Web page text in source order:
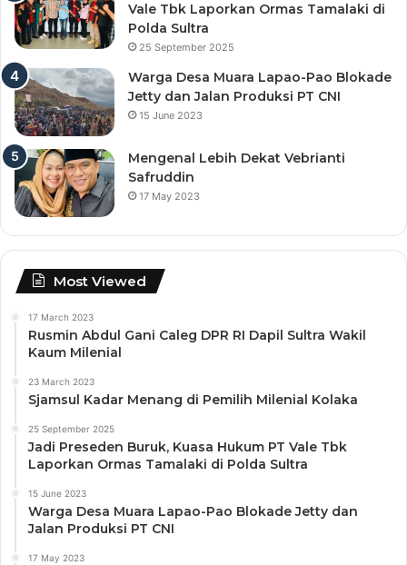
Vale Tbk Laporkan Ormas Tamalaki di
Polda Sultra
25 September 2025
Warga Desa Muara Lapao-Pao Blokade
Jetty dan Jalan Produksi PT CNI
15 June 2023
Mengenal Lebih Dekat Vebrianti
Safruddin
17 May 2023
Most Viewed
17 March 2023
Rusmin Abdul Gani Caleg DPR RI Dapil Sultra Wakil
Kaum Milenial
23 March 2023
Sjamsul Kadar Menang di Pemilih Milenial Kolaka
25 September 2025
Jadi Preseden Buruk, Kuasa Hukum PT Vale Tbk
Laporkan Ormas Tamalaki di Polda Sultra
15 June 2023
Warga Desa Muara Lapao-Pao Blokade Jetty dan
Jalan Produksi PT CNI
17 May 2023